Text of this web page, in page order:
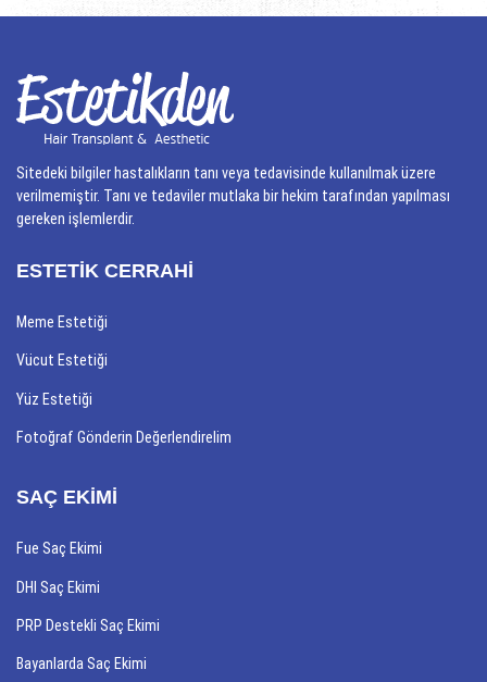
Sitedeki bilgiler hastalıkların tanı veya tedavisinde kullanılmak üzere
verilmemiştir. Tanı ve tedaviler mutlaka bir hekim tarafından yapılması
gereken işlemlerdir.
ESTETİK CERRAHİ
Meme Estetiği
Vücut Estetiği
Yüz Estetiği
Fotoğraf Gönderin Değerlendirelim
SAÇ EKİMİ
Fue Saç Ekimi
DHI Saç Ekimi
PRP Destekli Saç Ekimi
Bayanlarda Saç Ekimi